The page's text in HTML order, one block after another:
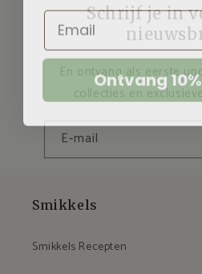
Schrijf je in
En ontvang als eerste
collecties en
E‑mail
Smikkels
Smikkels Recepten
Email
Ontvang